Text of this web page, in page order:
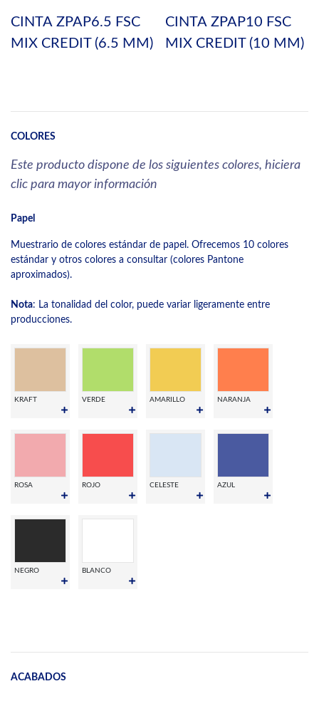
CINTA ZPAP6.5 FSC
MIX CREDIT (6.5 MM)
CINTA ZPAP10 FSC
MIX CREDIT (10 MM)
COLORES
Este producto dispone de los siguientes colores, hiciera
clic para mayor información
Papel
Muestrario de colores estándar de papel. Ofrecemos 10 colores
estándar y otros colores a consultar (colores Pantone
aproximados).
Nota: La tonalidad del color, puede variar ligeramente entre
producciones.
KRAFT VERDE AMARILLO NARANJA
ROSA ROJO CELESTE AZUL
NEGRO BLANCO
ACABADOS